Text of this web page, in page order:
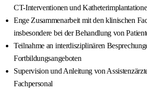
CT-Interventionen und
Enge Zusammenarbeit mit den klinischen
insbesondere bei der Behandlung von
Teilnahme an interdisziplinären
Fortbildungsangeboten
Supervision und Anleitung von
Fachpersonal